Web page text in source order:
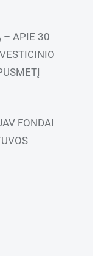
– APIE 30
FONDAI